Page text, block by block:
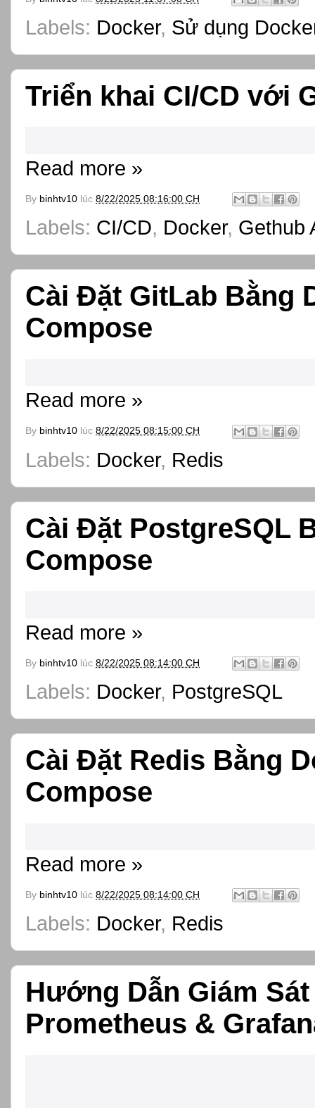
Labels: Docker, Sử dụng
Triển khai CI/CD với
Read more »
By binhtv10 lúc 8/22/2025 08:16:00 CH
Labels: CI/CD, Docker, Gethub
Cài Đặt GitLab Bằng
Compose
Read more »
By binhtv10 lúc 8/22/2025 08:15:00 CH
Labels: Docker, Redis
Cài Đặt PostgreSQL
Compose
Read more »
By binhtv10 lúc 8/22/2025 08:14:00 CH
Labels: Docker, PostgreSQL
Cài Đặt Redis Bằng
Compose
Read more »
By binhtv10 lúc 8/22/2025 08:14:00 CH
Labels: Docker, Redis
Hướng Dẫn Giám
Prometheus &